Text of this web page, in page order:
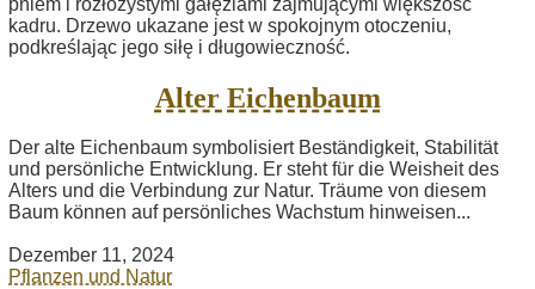
Alter Eichenbaum
Der alte Eichenbaum symbolisiert Beständigkeit, Stabilität
und persönliche Entwicklung. Er steht für die Weisheit des
Alters und die Verbindung zur Natur. Träume von diesem
Baum können auf persönliches Wachstum hinweisen...
Dezember 11, 2024
Pflanzen und Natur